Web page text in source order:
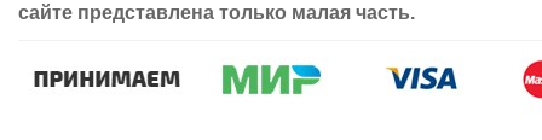
сайте представлена только малая часть.